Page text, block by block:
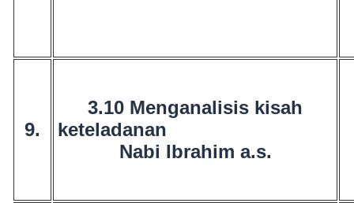
9.
3.10 Menganalisis kisah
keteladanan
Nabi Ibrahim a.s.